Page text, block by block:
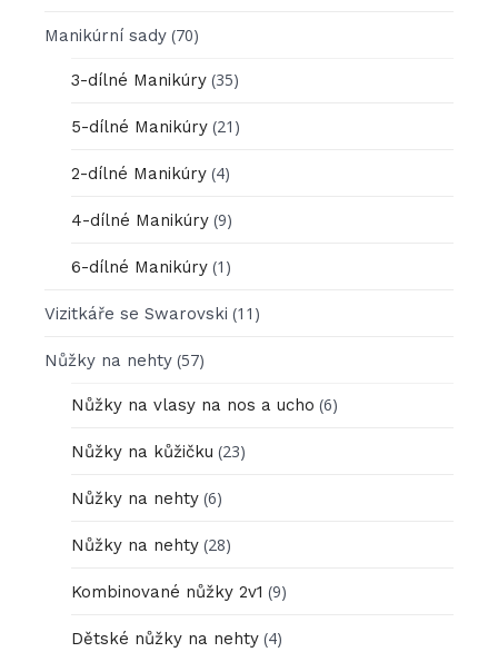
Manikúrní sady (70)
3-dílné Manikúry (35)
5-dílné Manikúry (21)
2-dílné Manikúry (4)
4-dílné Manikúry (9)
6-dílné Manikúry (1)
Vizitkáře se Swarovski (11)
Nůžky na nehty (57)
Nůžky na vlasy na nos a ucho (6)
Nůžky na kůžičku (23)
Nůžky na nehty (6)
Nůžky na nehty (28)
Kombinované nůžky 2v1 (9)
Dětské nůžky na nehty (4)